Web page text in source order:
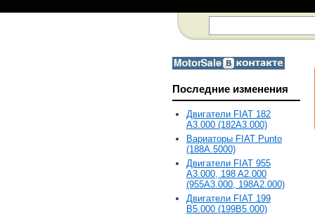
Последние изменения
Двигатели FIAT 182
A3.000 (182A3.000)
Вариаторы FIAT Punto
(188A.5000)
Двигатели FIAT 955
A3.000, 198 A2.000
(955A3.000, 198A2.000)
Двигатели FIAT 199
B5.000 (199B5.000)